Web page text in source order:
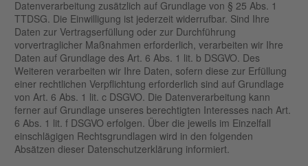
Datenverarbeitung zusätzlich auf Grundlage von § 25 Abs. 1
TTDSG. Die Einwilligung ist jederzeit widerrufbar. Sind Ihre
Daten zur Vertragserfüllung oder zur Durchführung
vorvertraglicher Maßnahmen erforderlich, verarbeiten wir Ihre
Daten auf Grundlage des Art. 6 Abs. 1 lit. b DSGVO. Des
Weiteren verarbeiten wir Ihre Daten, sofern diese zur Erfüllung
einer rechtlichen Verpflichtung erforderlich sind auf Grundlage
von Art. 6 Abs. 1 lit. c DSGVO. Die Datenverarbeitung kann
ferner auf Grundlage unseres berechtigten Interesses nach Art.
6 Abs. 1 lit. f DSGVO erfolgen. Über die jeweils im Einzelfall
einschlägigen Rechtsgrundlagen wird in den folgenden
Absätzen dieser Datenschutzerklärung informiert.